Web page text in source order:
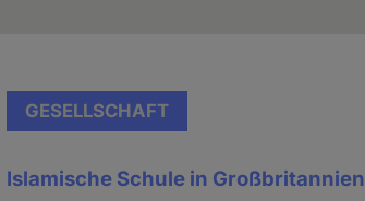
GESELLSCHAFT
Islamische Schule in Großbritannien